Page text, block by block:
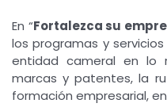
En “Fortalezca su
los programas y
entidad cameral en lo
marcas y patentes, la
formación empresarial,